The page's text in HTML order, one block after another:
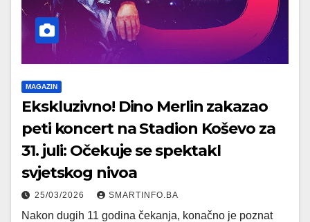
MAGAZIN
Ekskluzivno! Dino Merlin zakazao
peti koncert na Stadion Koševo za
31. juli: Očekuje se spektakl
svjetskog nivoa
25/03/2026 SMARTINFO.BA
Nakon dugih 11 godina čekanja, konačno je poznat